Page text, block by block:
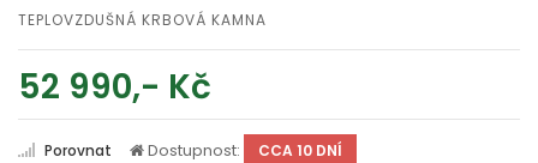
TEPLOVZDUŠNÁ KRBOVÁ KAMNA
52 990,- Kč
Porovnat Dostupnost: CCA 10 DNÍ